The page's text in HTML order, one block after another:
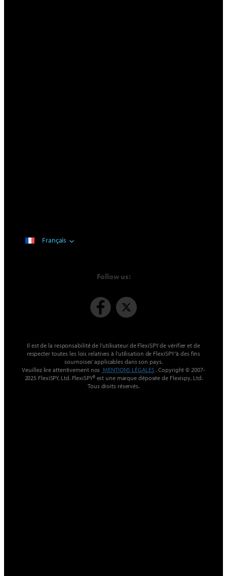
Français
Follow us:
Il est de la responsabilité de l’utilisateur de FlexiSPY de vérifier et de
respecter toutes les lois relatives à l’utilisation de FlexiSPY ‘à des fins
sournoises’ applicables dans son pays.
Veuillez lire attentivement nos MENTIONS LÉGALES. Copyright © 2007-
2025 FlexiSPY, Ltd. FlexiSPY® est une marque déposée de Flexispy, Ltd.
Tous droits réservés.